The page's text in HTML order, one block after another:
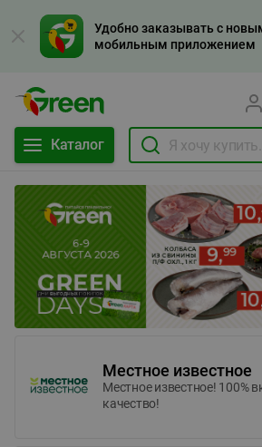
Удобно заказывать с
мобильным приложением
Каталог
Местное известное
Местное известное! 100%
качество!